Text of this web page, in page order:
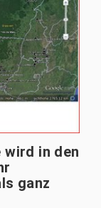
in den
ganz